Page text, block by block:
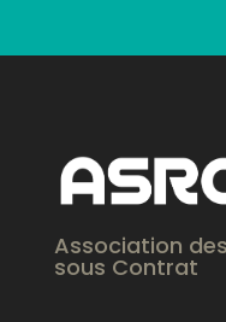
Association
sous Contrat